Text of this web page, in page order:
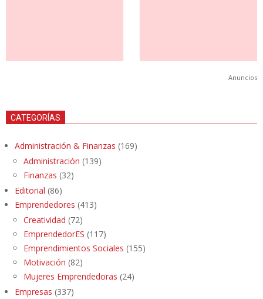
Anuncios
CATEGORÍAS
Administración & Finanzas (169)
Administración (139)
Finanzas (32)
Editorial (86)
Emprendedores (413)
Creatividad (72)
EmprendedorES (117)
Emprendimientos Sociales (155)
Motivación (82)
Mujeres Emprendedoras (24)
Empresas (337)